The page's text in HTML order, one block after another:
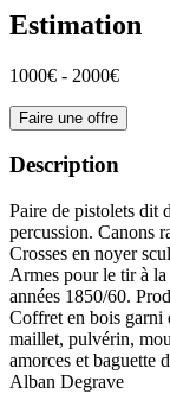
Estimation
1000€ - 2000€
Faire une offre
Description
Paire de pistolets dit
percussion. Canons
Crosses en noyer
Armes pour le tir à la
années 1850/60.
Coffret en bois garni
maillet, pulvérin,
amorces et baguette
Alban Degrave